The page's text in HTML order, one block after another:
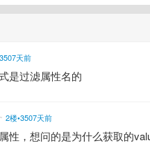
天前
是过滤属性名的
2楼•3507天前
性，想问的是为什么获取的